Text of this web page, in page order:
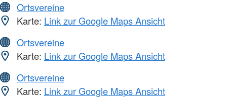
Ortsvereine
Karte: Link zur Google Maps Ansicht
Ortsvereine
Karte: Link zur Google Maps Ansicht
Ortsvereine
Karte: Link zur Google Maps Ansicht